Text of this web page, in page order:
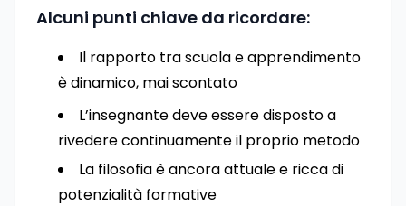
Alcuni punti chiave da ricordare:
Il rapporto tra scuola e apprendimento
è dinamico, mai scontato
L’insegnante deve essere disposto a
rivedere continuamente il proprio metodo
La filosofia è ancora attuale e ricca di
potenzialità formative